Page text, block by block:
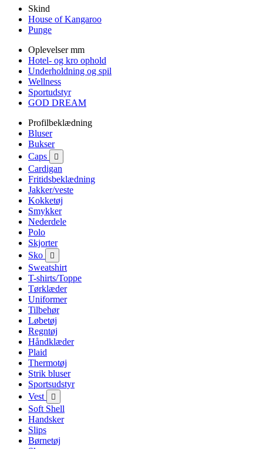
Skind
House of Kangaroo
Punge
Oplevelser mm
Hotel- og kro ophold
Underholdning og spil
Wellness
Sportudstyr
GOD DREAM
Profilbeklædning
Bluser
Bukser
Caps

Cardigan
Fritidsbeklædning
Jakker/veste
Kokketøj
Smykker
Nederdele
Polo
Skjorter
Sko

Sweatshirt
T-shirts/Toppe
Tørklæder
Uniformer
Tilbehør
Løbetøj
Regntøj
Håndklæder
Plaid
Thermotøj
Strik bluser
Sportsudstyr
Vest

Soft Shell
Handsker
Slips
Børnetøj